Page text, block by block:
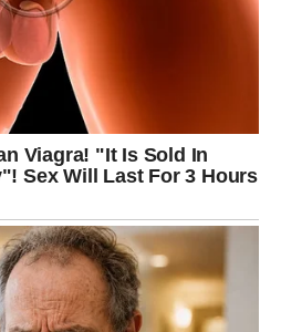
lični pravac
nedelja donosi
dobijaš ponudu, možda
pravac, a možda se
koja te je mučila.
zbrke. Ono što je bilo
što je bilo na čekanju –
nije period naglog dobitka, ali